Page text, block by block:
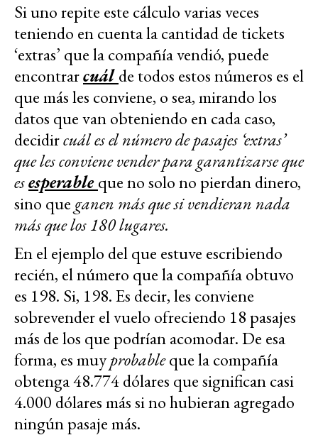
Si uno repite este cálculo varias veces
teniendo en cuenta la cantidad de tickets
‘extras’ que la compañía vendió, puede
encontrarcuálde todos estos números es el
que más les conviene, o sea, mirando los
datos que van obteniendo en cada caso,
decidircuál es el número de pasajes ‘extras’
que les conviene vender para garantizarse que
esesperableque no solo no pierdan dinero,
sino que ganen más que si vendieran nada
más que los 180 lugares.
En el ejemplo del que estuve escribiendo
recién, el número que la compañía obtuvo
es 198. Si, 198. Es decir, les conviene
sobrevender el vuelo ofreciendo 18 pasajes
más de los que podrían acomodar. De esa
forma, es muyprobableque la compañía
obtenga 48.774 dólares que significan casi
4.000 dólares más si no hubieran agregado
ningún pasaje más.